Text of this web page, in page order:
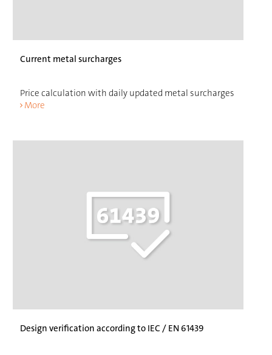
Current metal surcharges
Price calculation with daily updated metal surcharges
More
Design verification according to IEC / EN 61439